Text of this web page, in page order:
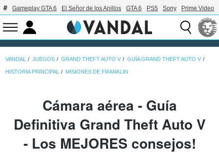
Gameplay GTA 6 El Señor de los Anillos GTA 6 PS5 Sony Prime Video
VANDAL JUEGOS GRAND THEFT AUTO V GUÍA GRAND THEFT AUTO V
HISTORIA PRINCIPAL MISIONES DE FRANKLIN
Cámara aérea - Guía
Definitiva Grand Theft Auto V
- Los MEJORES consejos!